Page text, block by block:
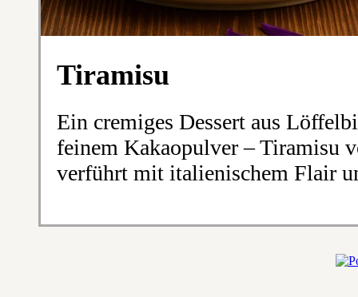
Tiramisu
Ein cremiges Dessert aus
feinem Kakaopulver – Tiramisu
verführt mit italienischem Flair